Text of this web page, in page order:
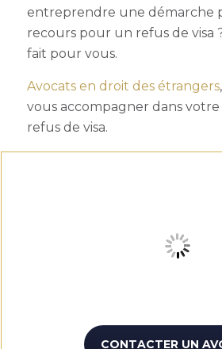
entreprendre une démarche
recours pour un refus de visa
fait pour vous.
Avocats en droit des étrangers,
vous accompagner dans
refus de visa.
CONTACTER UN